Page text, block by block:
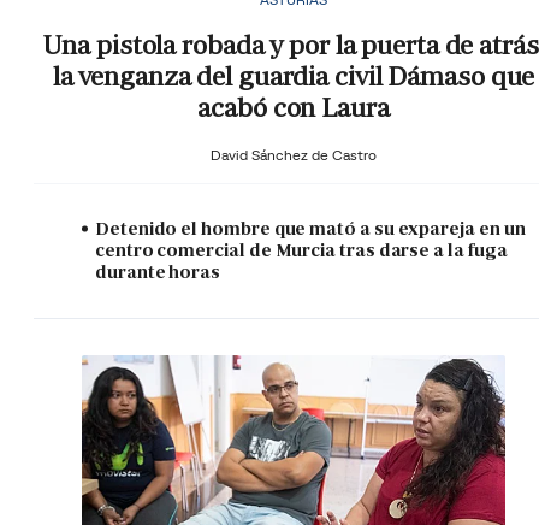
Una pistola robada y por la puerta de
la venganza del guardia civil Dámaso que
acabó con Laura
David Sánchez de Castro
Detenido el hombre que mató a su expareja en un
centro comercial de Murcia tras darse a la fuga
durante horas